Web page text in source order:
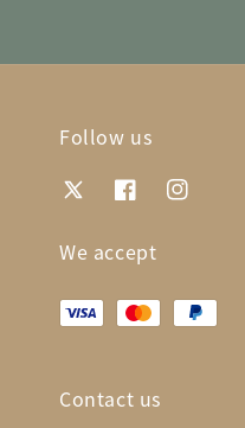
Follow us
We accept
Contact us